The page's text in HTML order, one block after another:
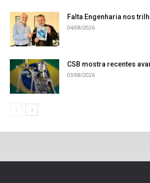
Falta Engenharia nos
04/08/2026
CSB mostra recentes
03/08/2026